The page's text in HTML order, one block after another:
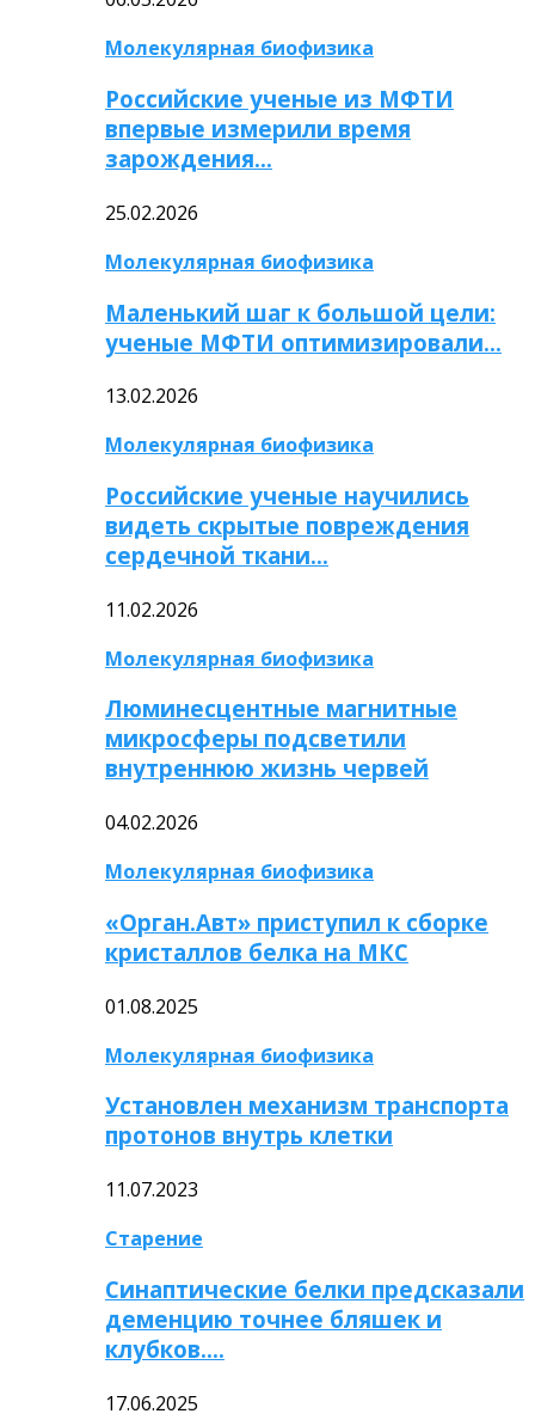
Молекулярная биофизика
Российские ученые из МФТИ
впервые измерили время
зарождения…
25.02.2026
Молекулярная биофизика
Маленький шаг к большой цели:
ученые МФТИ оптимизировали…
13.02.2026
Молекулярная биофизика
Российские ученые научились
видеть скрытые повреждения
сердечной ткани…
11.02.2026
Молекулярная биофизика
Люминесцентные магнитные
микросферы подсветили
внутреннюю жизнь червей
04.02.2026
Молекулярная биофизика
«Орган.Авт» приступил к сборке
кристаллов белка на МКС
01.08.2025
Молекулярная биофизика
Установлен механизм транспорта
протонов внутрь клетки
11.07.2023
Старение
Синаптические белки предсказали
деменцию точнее бляшек и
клубков….
17.06.2025